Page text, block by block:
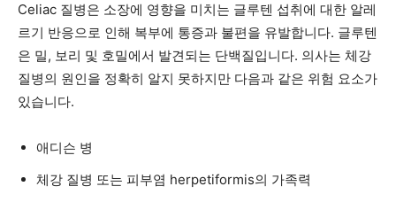
Celiac 질병은 소장에 영향을 미치는 글루텐 섭취에 대한 알레
르기 반응으로 인해 복부에 통증과 불편을 유발합니다. 글루텐
은 밀, 보리 및 호밀에서 발견되는 단백질입니다. 의사는 체강
질병의 원인을 정확히 알지 못하지만 다음과 같은 위험 요소가
있습니다.
애디슨 병
체강 질병 또는 피부염 herpetiformis의 가족력